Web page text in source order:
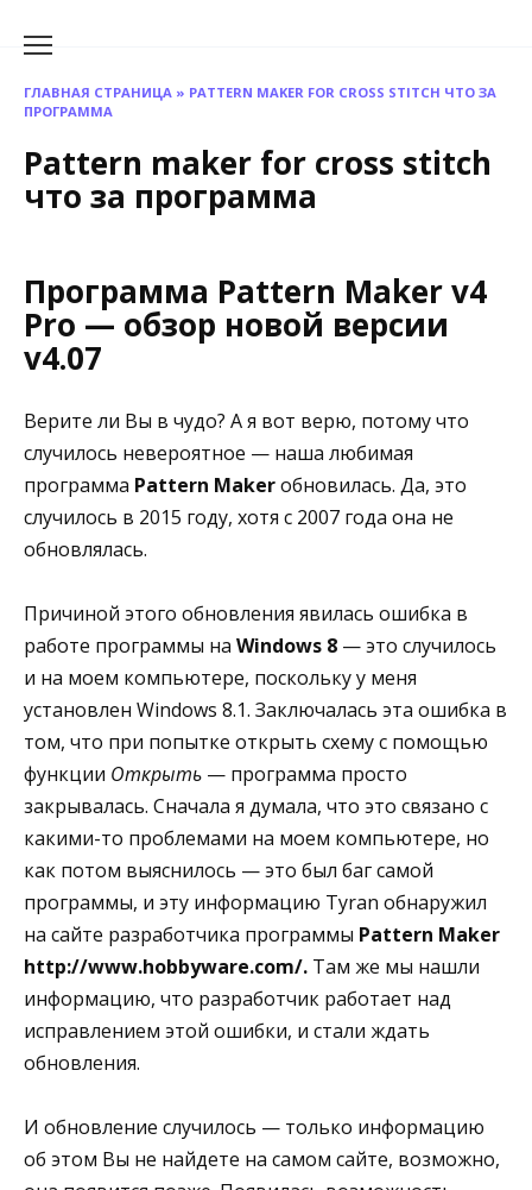
ГЛАВНАЯ СТРАНИЦА » PATTERN MAKER FOR CROSS STITCH ЧТО ЗА
ПРОГРАММА
Pattern maker for cross stitch
что за программа
Программа Pattern Maker v4
Pro — обзор новой версии
v4.07
Верите ли Вы в чудо? А я вот верю, потому что
случилось невероятное — наша любимая
программа Pattern Makerобновилась. Да, это
случилось в 2015 году, хотя с 2007 года она не
обновлялась.
Причиной этого обновления явилась ошибка в
работе программы на Windows 8 — это случилось
и на моем компьютере, поскольку у меня
установлен Windows 8.1. Заключалась эта ошибка в
том, что при попытке открыть схему с помощью
функции Открыть — программа просто
закрывалась. Сначала я думала, что это связано с
какими-то проблемами на моем компьютере, но
как потом выяснилось — это был баг самой
программы, и эту информацию Tyran обнаружил
на сайте разработчика программы Pattern Maker
http://www.hobbyware.com/. Там же мы нашли
информацию, что разработчик работает над
исправлением этой ошибки, и стали ждать
обновления.
И обновление случилось — только информацию
об этом Вы не найдете на самом сайте, возможно,